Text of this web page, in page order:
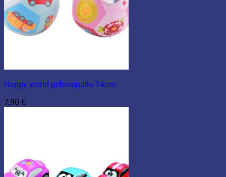
Happy world pehmopallo 14cm
7,90 €